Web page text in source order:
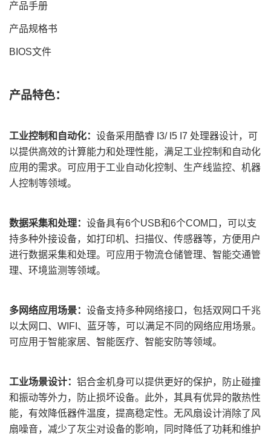
产品手册
产品规格书
BIOS文件
产品特色：
工业控制和自动化： 设备采用酷睿 I3/ I 5 I7 处理器设计，可
以提供高效的计算能力和处理性能，满足工业控制和自动化
应用的需求。 可应用于工业自动化控制、生产线监控、机器
人控制等领域。
数据采集和处理： 设备具有6个USB和6个COM口，可以支
持多种外接设备，如打印机、扫描仪、传感器等，方便用户
进行数据采集和处理。 可应用于物流仓储管理、智能交通管
理、环境监测等领域。
多网络应用场景： 设备支持多种网络接口，包括双网口千兆
以太网口、 WIFI、蓝牙等，可以满足不同的网络应用场景。
可应用于智能家居、智能医疗、智能安防等领域。
工业场景设计： 铝合金机身可以提供更好的保护，防止碰撞
和振动等外力，防止损坏设备。此外，其具有优异的散热性
能，有效降低器件温度，提高稳定性。无风扇设计消除了风
扇噪音， 减少了灰尘对设备的影响，同时降低了功耗和维护